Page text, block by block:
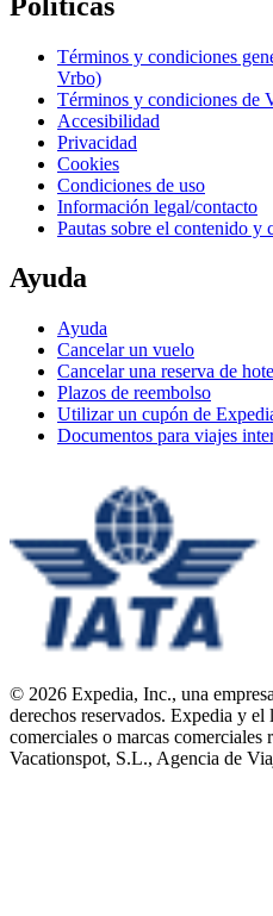
Términos y condiciones
Vrbo)
Términos y condiciones de
Accesibilidad
Privacidad
Cookies
Condiciones de uso
Información legal/contacto
Pautas sobre el contenido y
Ayuda
Ayuda
Cancelar un vuelo
Cancelar una reserva de
Plazos de reembolso
Utilizar un cupón de
Documentos para viajes
© 2026 Expedia, Inc., una
derechos reservados. Expedia y
comerciales o marcas comerciales
Vacationspot, S.L., Agencia de